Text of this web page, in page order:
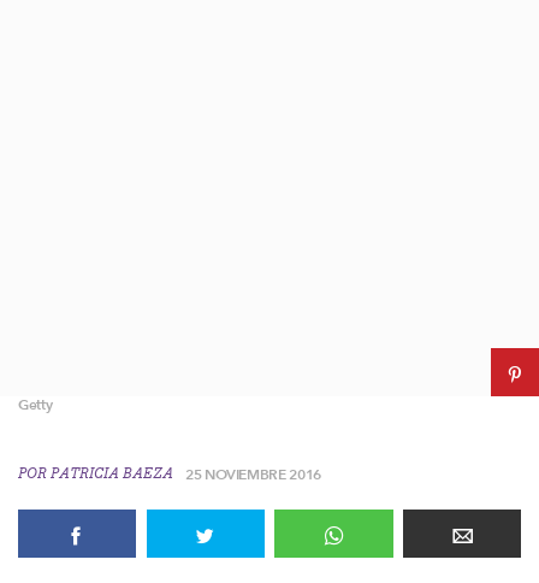
Getty
POR PATRICIA BAEZA 25 NOVIEMBRE 2016